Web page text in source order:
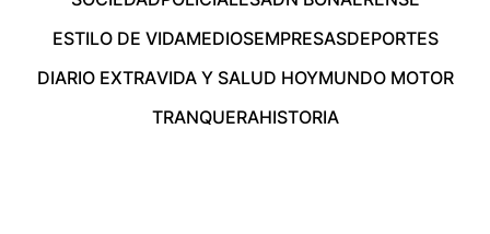
ESTILO DE VIDAMEDIOSEMPRESASDEPORTES
DIARIO EXTRAVIDA Y SALUD HOYMUNDO MOTOR
TRANQUERAHISTORIA